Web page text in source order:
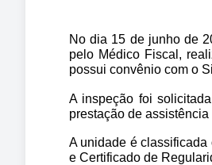
No dia 15 de junho de
pelo Médico Fiscal,
possui convênio com o
A inspeção foi
prestação de
A unidade é
e Certificado de